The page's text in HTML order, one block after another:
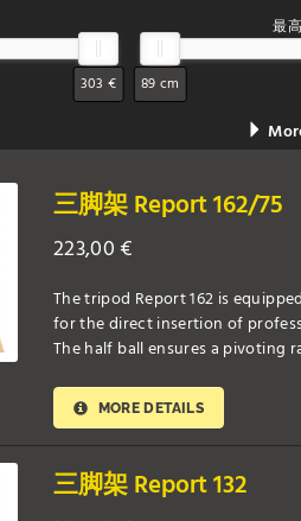
303 €
最
89 cm
三脚架 Report 162/75
223,00 €
The tripod Report 162 is
for the direct insertion of
The half ball ensures a pivoting
MORE DETAILS
三脚架 Report 132